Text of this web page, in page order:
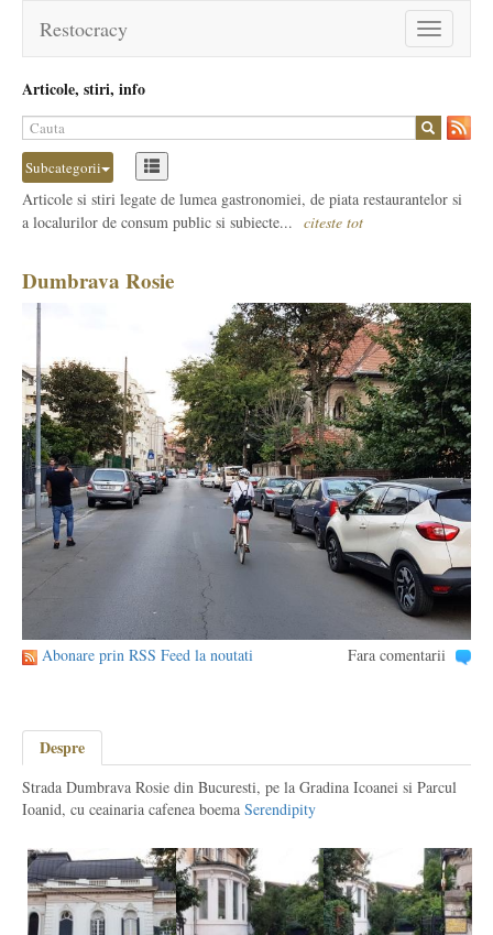
Toggle
navigation
Restocracy
Articole, stiri, info
Subcategorii
Articole si stiri legate de lumea gastronomiei, de piata restaurantelor si
a localurilor de consum public si subiecte... citeste tot
Dumbrava Rosie
Abonare prin RSS Feed la noutati Fara comentarii
Despre
Strada Dumbrava Rosie din Bucuresti, pe la Gradina Icoanei si Parcul
Ioanid, cu ceainaria cafenea boema Serendipity